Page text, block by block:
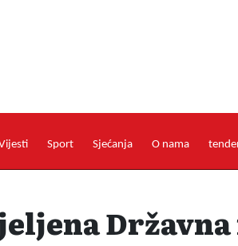
Sport Sjećanja O nama